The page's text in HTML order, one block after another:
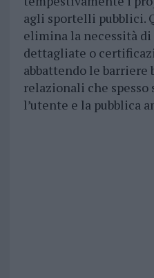
agli sportelli pubblici.
elimina la necessità
dettagliate o
abbattendo le barriere
relazionali che
l’utente e la pubblica